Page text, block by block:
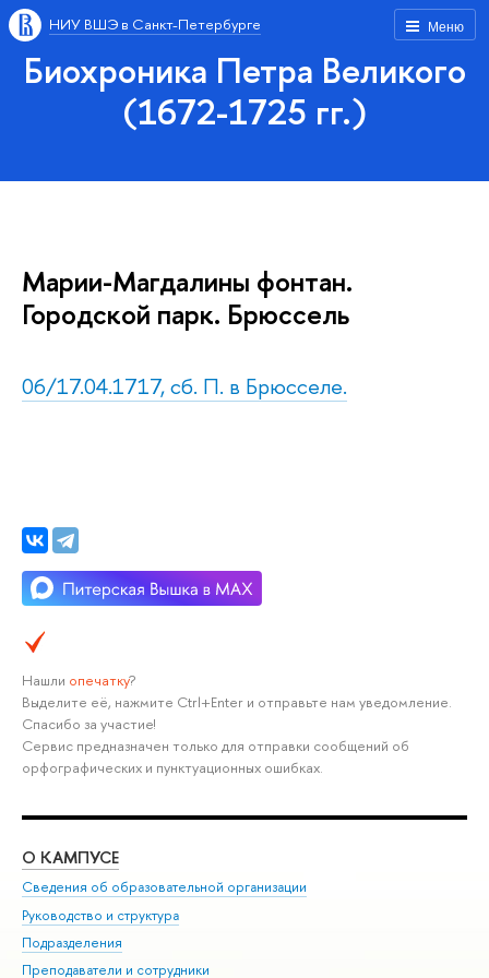
Меню
НИУ ВШЭ в Санкт-Петербурге
Биохроника Петра Великого
(1672-1725 гг.)
Марии-Магдалины фонтан.
Городской парк. Брюссель
06/17.04.1717, сб. П. в Брюсселе.
Нашли опечатку?
Выделите её, нажмите Ctrl+Enter и отправьте нам уведомление.
Спасибо за участие!
Сервис предназначен только для отправки сообщений об
орфографических и пунктуационных ошибках.
О КАМПУСЕ
Сведения об образовательной организации
Руководство и структура
Подразделения
Преподаватели и сотрудники